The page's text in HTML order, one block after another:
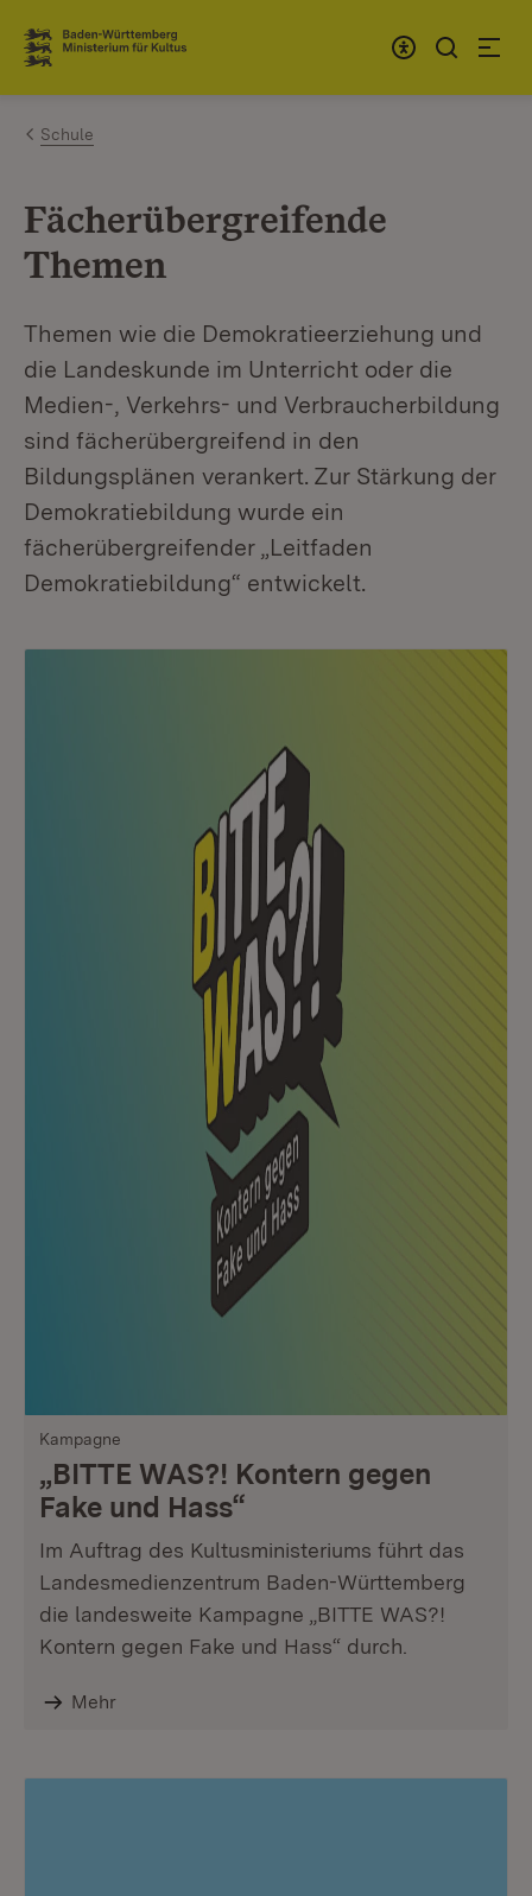
Zum Inhalt springen
Link zur Startseite
Schule
Fächerübergreifende
Themen
Themen wie die Demokratieerziehung und
die Landeskunde im Unterricht oder die
Medien-, Verkehrs- und Verbraucherbildung
sind fächerübergreifend in den
Bildungsplänen verankert. Zur Stärkung der
Demokratiebildung wurde ein
fächerübergreifender „Leitfaden
Demokratiebildung“ entwickelt.
Kampagne
„BITTE WAS?! Kontern gegen
Fake und Hass“
Im Auftrag des Kultusministeriums führt das
Landesmedienzentrum Baden-Württemberg
die landesweite Kampagne „BITTE WAS?!
Kontern gegen Fake und Hass“ durch.
Mehr